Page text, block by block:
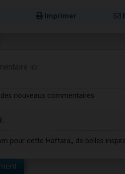
Imprimer
nouveaux commentaires
pour cette Haftara,, de belles